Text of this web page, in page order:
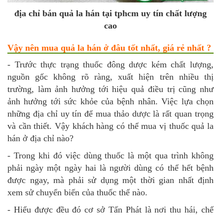
địa chỉ bán quả la hán tại tphcm uy tín chất lượng
cao
Vậy nên mua quả la hán ở đâu tốt nhất, giá rẻ nhất ?
- Trước thực trạng thuốc đông dược kém chất lượng,
nguồn gốc không rõ ràng, xuất hiện trên nhiều thị
trường, làm ảnh hưởng tới hiệu quả điều trị cũng như
ảnh hưởng tới sức khỏe của bệnh nhân. Việc lựa chọn
những địa chỉ uy tín để mua thảo dược là rất quan trọng
và cần thiết. Vậy khách hàng có thể mua vị thuốc quả la
hán ở địa chỉ nào?
- Trong khi đó việc dùng thuốc là một qua trình không
phải ngày một ngày hai là người dùng có thể hết bệnh
được ngay, mà phải sử dụng một thời gian nhất định
xem sử chuyển biến của thuốc thế nào.
- Hiểu được đều đó cơ sở Tấn Phát là nơi thu hái, chế